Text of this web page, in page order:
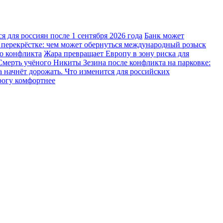
россиян после 1 сентября 2026 года Банк может
чем может обернуться международный розыск
конфликта Жара превращает Европу в зону риска для
учёного Никиты Зезина после конфликта на парковке:
дорожать. Что изменится для российских
комфортнее